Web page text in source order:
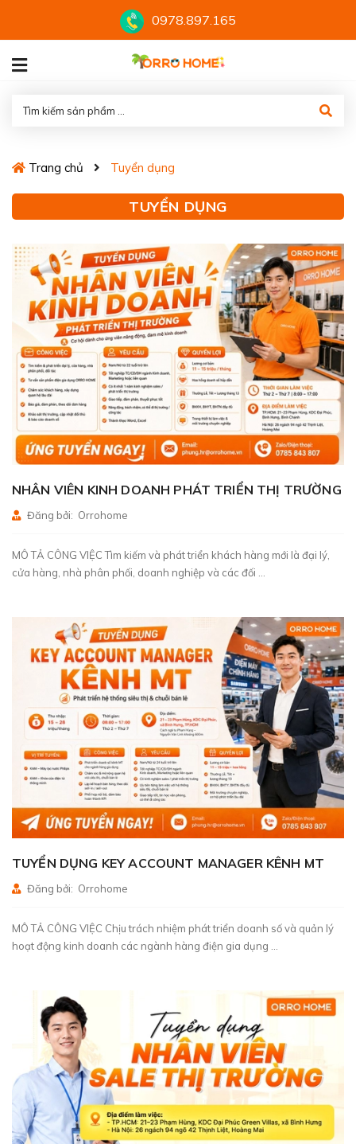
0978.897.165
Trang chủ Tuyển dụng
TUYỂN DỤNG
NHÂN VIÊN KINH DOANH PHÁT TRIỂN THỊ TRƯỜNG
Đăng bởi: Orrohome
MÔ TẢ CÔNG VIỆC Tìm kiếm và phát triển khách hàng mới là đại lý,
cửa hàng, nhà phân phối, doanh nghiệp và các đối ...
TUYỂN DỤNG KEY ACCOUNT MANAGER KÊNH MT
Đăng bởi: Orrohome
MÔ TẢ CÔNG VIỆC Chịu trách nhiệm phát triển doanh số và quản lý
hoạt động kinh doanh các ngành hàng điện gia dụng ...